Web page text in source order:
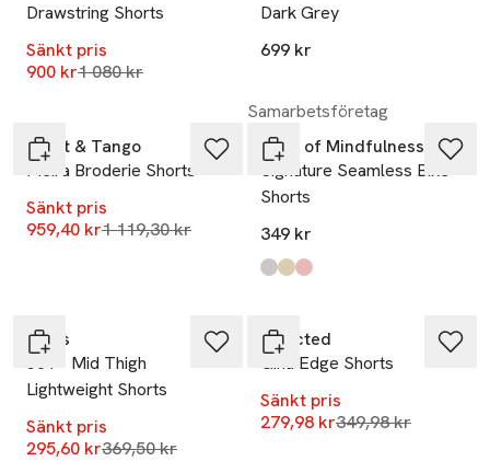
Drawstring Shorts
Sänkt pris
900 krLägsta pris 30 dagar
1 080 kr
Dark Grey
699 kr
Twist & Tango
Meira Broderie Shorts
Sänkt pris
959,40 krLägsta pris 30 dagar
1 119,30 kr
Samarbetsföretag
Drop of Mindfulness
Signature Seamless Bike
Shorts
349 kr
Produkten finns i färgerna:
cherry lacquer
light yellow
nostalgic pink
Levi's
501® Mid Thigh
Lightweight Shorts
Sänkt pris
295,60 krLägsta pris 30 dagar
369,50 kr
Selected
Gina Edge Shorts
Sänkt pris
279,98 krLägsta pris 30
349,98 kr